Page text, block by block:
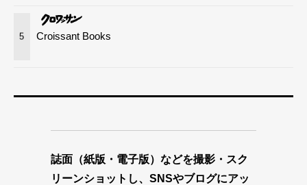
5 Croissant Books
誌面（紙版・電子版）などを撮影・スク
リーンショットし、SNSやブログにアッ